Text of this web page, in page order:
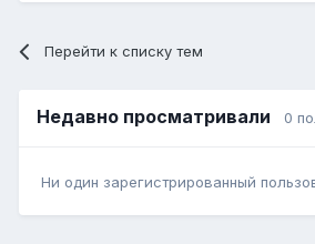
Перейти к списку тем
Недавно просматривали 0
Ни один зарегистрированный